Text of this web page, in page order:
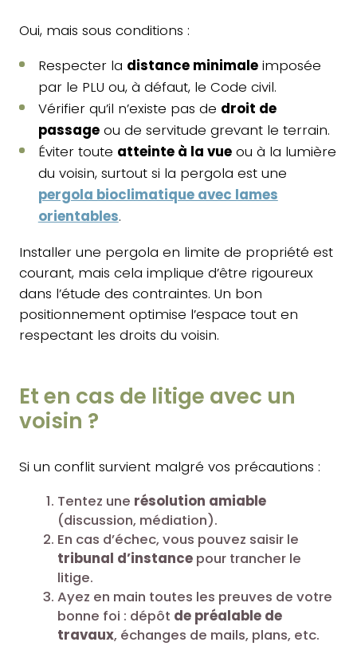
Oui, mais sous conditions :
Respecter la distance minimaleimposée
par le PLU ou, à défaut, le Code civil.
Vérifier qu’il n’existe pas de droit de
passageou de servitude grevant le terrain.
Éviter toute atteinte à la vueou à la lumière
du voisin, surtout si la pergola est une
pergola bioclimatique avec lames
orientables.
Installer une pergola en limite de propriété est
courant, mais cela implique d’être rigoureux
dans l’étude des contraintes. Un bon
positionnement optimise l’espace tout en
respectant les droits du voisin.
Et en cas de litige avec un
voisin ?
Si un conflit survient malgré vos précautions :
Tentez une résolution amiable
(discussion, médiation).
En cas d’échec, vous pouvez saisir le
tribunal d’instancepour trancher le
litige.
Ayez en main toutes les preuves de votre
bonne foi : dépôt de préalable de
travaux, échanges de mails, plans, etc.